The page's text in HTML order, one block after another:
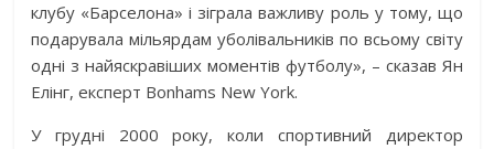
клубу «Барселона» і зіграла важливу роль у тому, що
подарувала мільярдам уболівальників по всьому світу
одні з найяскравіших моментів футболу», – сказав Ян
Елінг, експерт Bonhams New York.
У грудні 2000 року, коли спортивний директор